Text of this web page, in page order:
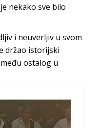
nekako sve bilo
i neuverljiv u svom
držao istorijski
ostalog u